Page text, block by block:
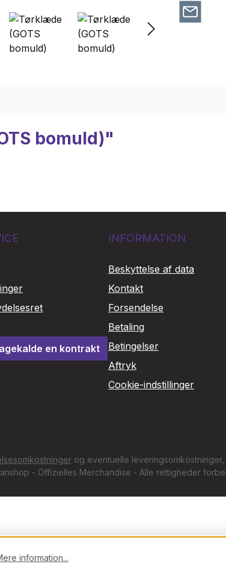
bomuld)"
en kontrakt
INFORMATION
Beskyttelse af data
Kontakt
Forsendelse
Betaling
Betingelser
Aftryk
Cookie-indstillinger
og eventuelle
- Offizielles Merchandise - Alle rettigheder
information...